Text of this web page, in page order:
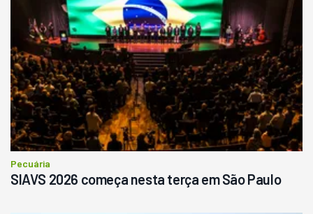
Pá Carregadeira Cat 966
Ano 1987
Londrina
R$ 145.000
Consultar
Pecuária
SIAVS 2026 começa nesta terça em São Paulo